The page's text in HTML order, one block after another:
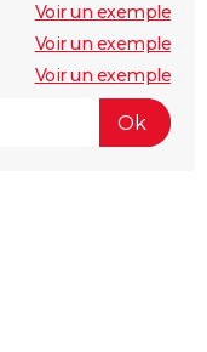
Voir un exemple
Voir un exemple
Voir un exemple